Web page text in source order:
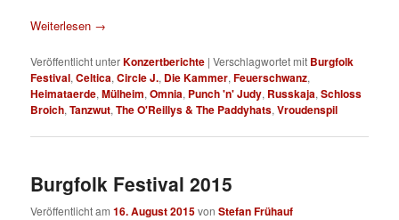
Weiterlesen →
Veröffentlicht unterKonzertberichte |Verschlagwortet mit Burgfolk
Festival,Celtica,Circle J., Die Kammer,Feuerschwanz,
Heimataerde,Mülheim,Omnia, Punch 'n' Judy, Russkaja,Schloss
Broich,Tanzwut,The O'Reillys & The Paddyhats,Vroudenspil
Burgfolk Festival 2015
Veröffentlicht am16. August 2015vonStefan Frühauf